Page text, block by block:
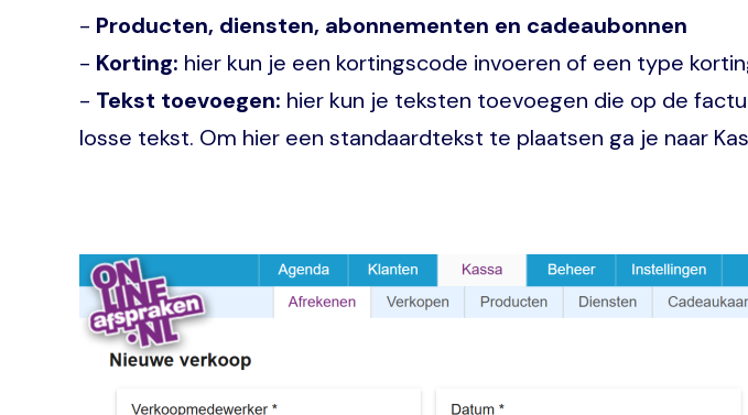
- Producten, diensten, abonnementen en cadeaubonnen
- Korting: hier kun je een kortingscode invoeren of een type
- Tekst toevoegen: hier kun je teksten toevoegen die op de
losse tekst. Om hier een standaardtekst te plaatsen ga je naar
Image